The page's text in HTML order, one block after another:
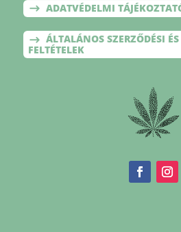
ADATVÉDELMI
ÁLTALÁNOS SZERZŐDÉSI
FELTÉTELEK